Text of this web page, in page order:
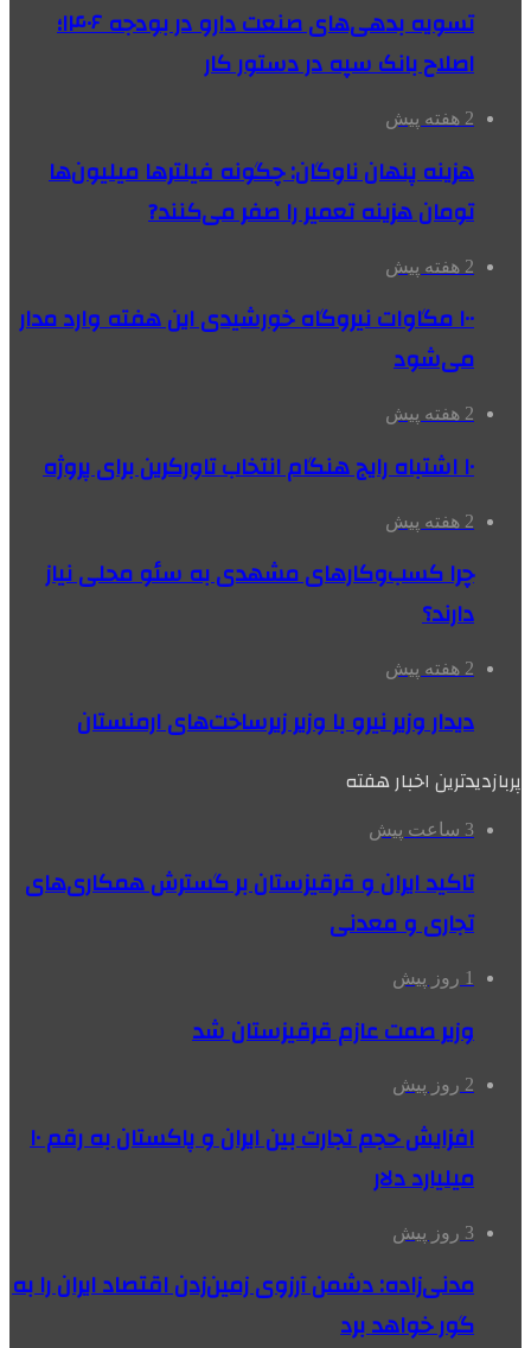
تسویه بدهی‌های صنعت دارو در بودجه ۱۴۰۶؛
اصلاح بانک سپه در دستور کار
2 هفته پیش
هزینه پنهان ناوگان: چگونه فیلترها میلیون‌ها
تومان هزینه تعمیر را صفر می‌کنند?
2 هفته پیش
۱۰۰ مگاوات نیروگاه‌ خورشیدی این هفته وارد مدار
می‌شود
2 هفته پیش
۱۰ اشتباه رایج هنگام انتخاب تاورکرین برای پروژه
2 هفته پیش
چرا کسب‌وکارهای مشهدی به سئو محلی نیاز
دارند؟
2 هفته پیش
دیدار وزیر نیرو با وزیر زیرساخت‌های ارمنستان
پربازدیدترین اخبار هفته
3 ساعت پیش
تاکید ایران و قرقیزستان بر گسترش همکاری‌های
تجاری و معدنی
1 روز پیش
وزیر صمت عازم قرقیزستان شد
2 روز پیش
افزایش حجم تجارت بین ایران و پاکستان به رقم ۱۰
میلیارد دلار
3 روز پیش
مدنی‌زاده: دشمن آرزوی زمین‌زدن اقتصاد ایران را به
گور خواهد برد